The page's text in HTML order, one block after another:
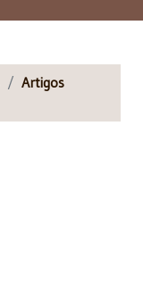
Artigos